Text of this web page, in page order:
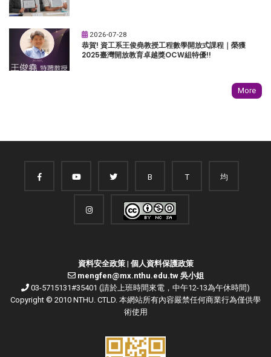
2026-07-28
恭賀! 資工系王俊堯教授工程數學開放式課程｜榮獲
2025臺灣開放教育卓越獎OCW組特優!!
More
B T 均
資料安全政策| 個人資料保護政策
mengfen@mx.nthu.edu.tw 吳小姐
03-5715131#35401 (請於上班時間來電，中午12-13為午休時間)
Copyright © 2010 NTHU. CTLD. 本網站所有內容嚴禁任何商業行為僅供學
術使用